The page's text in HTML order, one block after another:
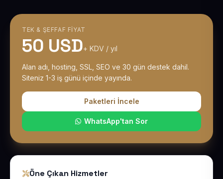
TEK & ŞEFFAF FIYAT
50 USD+ KDV / yıl
Alan adı, hosting, SSL, SEO ve 30 gün destek dahil.
Siteniz 1-3 iş günü içinde yayında.
Paketleri İncele
WhatsApp'tan Sor
Öne Çıkan Hizmetler